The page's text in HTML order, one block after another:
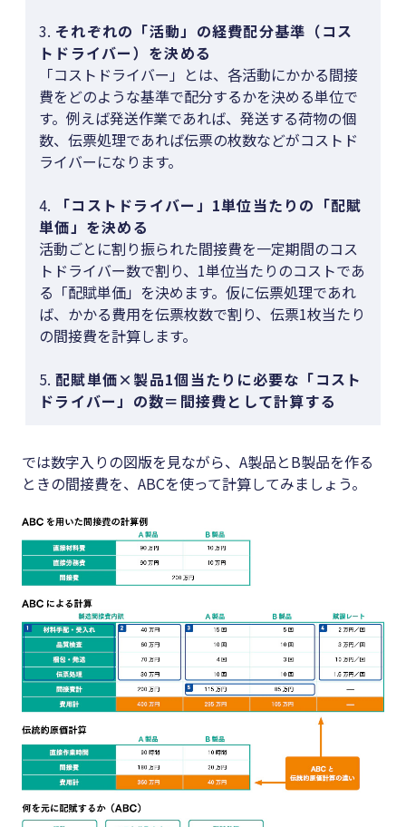
3. それぞれの「活動」の経費配分基準（コス
トドライバー）を決める
「コストドライバー」とは、各活動にかかる間接
費をどのような基準で配分するかを決める単位で
す。例えば発送作業であれば、発送する荷物の個
数、伝票処理であれば伝票の枚数などがコストド
ライバーになります。
4.
「コストドライバー」1単位当たりの「配賦
単価」を決める
活動ごとに割り振られた間接費を一定期間のコス
トドライバー数で割り、1単位当たりのコストであ
る「配賦単価」を決めます。仮に伝票処理であれ
ば、かかる費用を伝票枚数で割り、伝票1枚当たり
の間接費を計算します。
5. 配賦単価×製品1個当たりに必要な「コスト
ドライバー」の数＝間接費として計算する
では数字入りの図版を見ながら、A製品とB製品を作る
ときの間接費を、ABCを使って計算してみましょう。